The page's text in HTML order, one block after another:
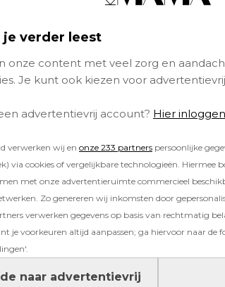
je verder leest
onze content met veel zorg en
Je kunt ook kiezen voor
advertentievrij account? Hier inloggen
verwerken wij en onze 233 partners persoonlijke
via cookies of vergelijkbare technologieën. Hiermee
met onze advertentieruimte commercieel
Zo genereren wij inkomsten door
verwerken gegevens op basis van rechtmatig
je voorkeuren altijd aanpassen; ga hiervoor naar de
naar advertentievrij
ben ik